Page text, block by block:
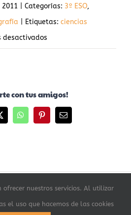
Categorías: 3º ESO,
Etiquetas: ciencias
desactivados
borde
con tus amigos!
WhatsAppPinterestCorreo
electrónico
ofrecer nuestros servicios. Al utilizar
el uso que hacemos de las cookies